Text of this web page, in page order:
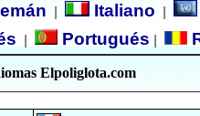
Italiano
Portugués
Elpoliglota.com